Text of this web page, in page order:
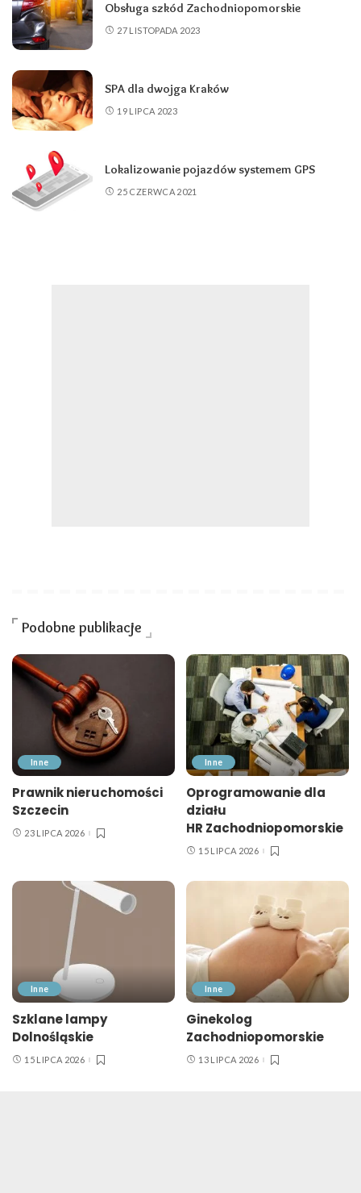
Obsługa szkód Zachodniopomorskie
27 LISTOPADA 2023
SPA dla dwojga Kraków
19 LIPCA 2023
Lokalizowanie pojazdów systemem GPS
25 CZERWCA 2021
Podobne publikacje
Inne
Prawnik nieruchomości
Szczecin
23 LIPCA 2026
Inne
Oprogramowanie dla
działu
HR Zachodniopomorskie
15 LIPCA 2026
Inne
Szklane lampy
Dolnośląskie
15 LIPCA 2026
Inne
Ginekolog
Zachodniopomorskie
13 LIPCA 2026